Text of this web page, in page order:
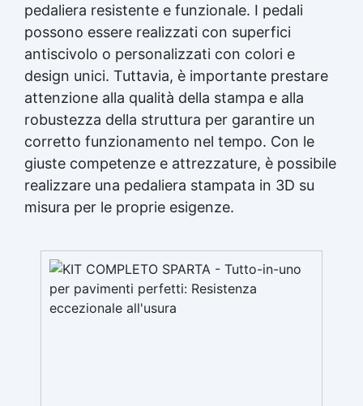
pedaliera resistente e funzionale. I pedali
possono essere realizzati con superfici
antiscivolo o personalizzati con colori e
design unici. Tuttavia, è importante prestare
attenzione alla qualità della stampa e alla
robustezza della struttura per garantire un
corretto funzionamento nel tempo. Con le
giuste competenze e attrezzature, è possibile
realizzare una pedaliera stampata in 3D su
misura per le proprie esigenze.